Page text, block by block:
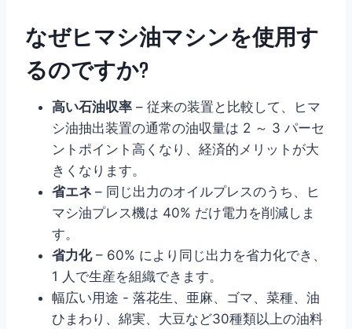
なぜヒマシ油マシンを使用す
るのですか?
高い石油収率 – 従来の装置と比較して、ヒマ
シ油抽出装置の通常の油収量は 2 ～ 3 パーセ
ントポイント高くなり、経済的メリットが大
きくなります。
省エネ – 同じ出力のオイルプレスのうち、ヒ
マシ油プレス機は 40% だけ電力を削減しま
す。
省力化– 60% により同じ出力を省力化でき、
1 人で生産を組織できます。
幅広い用途 - 落花生、亜麻、ゴマ、菜種、油
ひまわり、綿実、大豆など30種類以上の油料